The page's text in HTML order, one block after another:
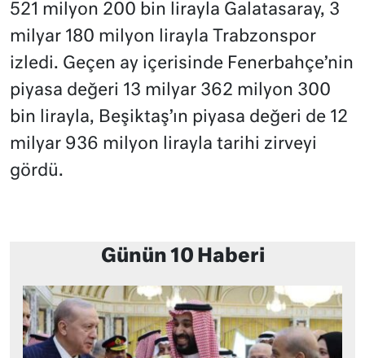
521 milyon 200 bin lirayla Galatasaray, 3
milyar 180 milyon lirayla Trabzonspor
izledi. Geçen ay içerisinde Fenerbahçe’nin
piyasa değeri 13 milyar 362 milyon 300
bin lirayla, Beşiktaş’ın piyasa değeri de 12
milyar 936 milyon lirayla tarihi zirveyi
gördü.
Günün 10 Haberi